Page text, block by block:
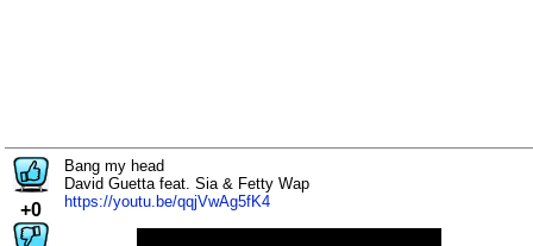
+0
Bang my head
David Guetta feat. Sia & Fetty Wap
https://youtu.be/qqjVwAg5fK4